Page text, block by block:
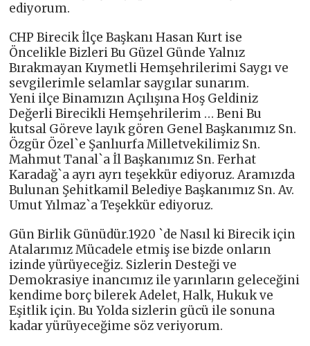
ediyorum.
CHP Birecik İlçe Başkanı Hasan Kurt ise
Öncelikle Bizleri Bu Güzel Günde Yalnız
Bırakmayan Kıymetli Hemşehrilerimi Saygı ve
sevgilerimle selamlar saygılar sunarım.
Yeni ilçe Binamızın Açılışına Hoş Geldiniz
Değerli Birecikli Hemşehrilerim … Beni Bu
kutsal Göreve layık gören Genel Başkanımız Sn.
Özgür Özel`e Şanlıurfa Milletvekilimiz Sn.
Mahmut Tanal`a İl Başkanımız Sn. Ferhat
Karadağ`a ayrı ayrı teşekkür ediyoruz. Aramızda
Bulunan Şehitkamil Belediye Başkanımız Sn. Av.
Umut Yılmaz`a Teşekkür ediyoruz.
Gün Birlik Günüdür.1920 `de Nasıl ki Birecik için
Atalarımız Mücadele etmiş ise bizde onların
izinde yürüyeceğiz. Sizlerin Desteği ve
Demokrasiye inancımız ile yarınların geleceğini
kendime borç bilerek Adelet, Halk, Hukuk ve
Eşitlik için. Bu Yolda sizlerin gücü ile sonuna
kadar yürüyeceğime söz veriyorum.